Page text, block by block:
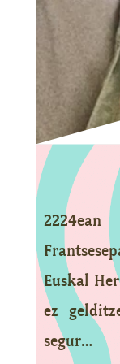
Euskal
ez
segur…